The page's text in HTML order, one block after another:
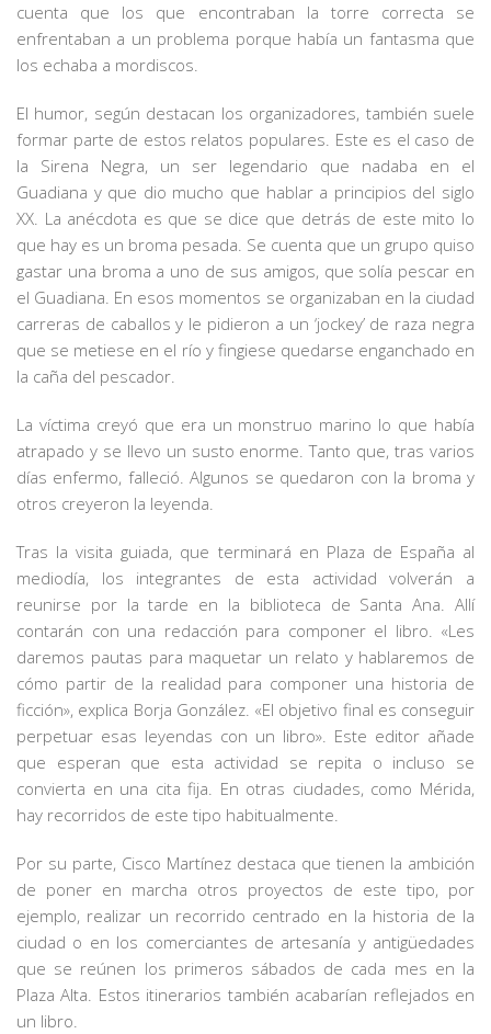
cuenta que los que encontraban la torre correcta se
enfrentaban a un problema porque había un fantasma que
los echaba a mordiscos.
El humor, según destacan los organizadores, también suele
formar parte de estos relatos populares. Este es el caso de
la Sirena Negra, un ser legendario que nadaba en el
Guadiana y que dio mucho que hablar a principios del siglo
XX. La anécdota es que se dice que detrás de este mito lo
que hay es un broma pesada. Se cuenta que un grupo quiso
gastar una broma a uno de sus amigos, que solía pescar en
el Guadiana. En esos momentos se organizaban en la ciudad
carreras de caballos y le pidieron a un ‘jockey’ de raza negra
que se metiese en el río y fingiese quedarse enganchado en
la caña del pescador.
La víctima creyó que era un monstruo marino lo que había
atrapado y se llevo un susto enorme. Tanto que, tras varios
días enfermo, falleció. Algunos se quedaron con la broma y
otros creyeron la leyenda.
Tras la visita guiada, que terminará en Plaza de España al
mediodía, los integrantes de esta actividad volverán a
reunirse por la tarde en la biblioteca de Santa Ana. Allí
contarán con una redacción para componer el libro. «Les
daremos pautas para maquetar un relato y hablaremos de
cómo partir de la realidad para componer una historia de
ficción», explica Borja González. «El objetivo final es conseguir
perpetuar esas leyendas con un libro». Este editor añade
que esperan que esta actividad se repita o incluso se
convierta en una cita fija. En otras ciudades, como Mérida,
hay recorridos de este tipo habitualmente.
Por su parte, Cisco Martínez destaca que tienen la ambición
de poner en marcha otros proyectos de este tipo, por
ejemplo, realizar un recorrido centrado en la historia de la
ciudad o en los comerciantes de artesanía y antigüedades
que se reúnen los primeros sábados de cada mes en la
Plaza Alta. Estos itinerarios también acabarían reflejados en
un libro.